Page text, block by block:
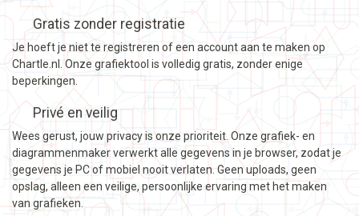
Gratis zonder registratie
Je hoeft je niet te registreren of een account aan te maken op
Chartle.nl. Onze grafiektool is volledig gratis, zonder enige
beperkingen.
Privé en veilig
Wees gerust, jouw privacy is onze prioriteit. Onze grafiek- en
diagrammenmaker verwerkt alle gegevens in je browser, zodat je
gegevens je PC of mobiel nooit verlaten. Geen uploads, geen
opslag, alleen een veilige, persoonlijke ervaring met het maken
van grafieken.